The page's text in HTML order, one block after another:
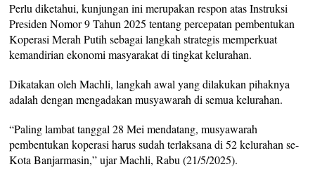
Perlu diketahui, kunjungan ini merupakan respon atas Instruksi
Presiden Nomor 9 Tahun 2025 tentang percepatan pembentukan
Koperasi Merah Putih sebagai langkah strategis memperkuat
kemandirian ekonomi masyarakat di tingkat kelurahan.
Dikatakan oleh Machli, langkah awal yang dilakukan pihaknya
adalah dengan mengadakan musyawarah di semua kelurahan.
“Paling lambat tanggal 28 Mei mendatang, musyawarah
pembentukan koperasi harus sudah terlaksana di 52 kelurahan se-
Kota Banjarmasin,” ujar Machli, Rabu (21/5/2025).